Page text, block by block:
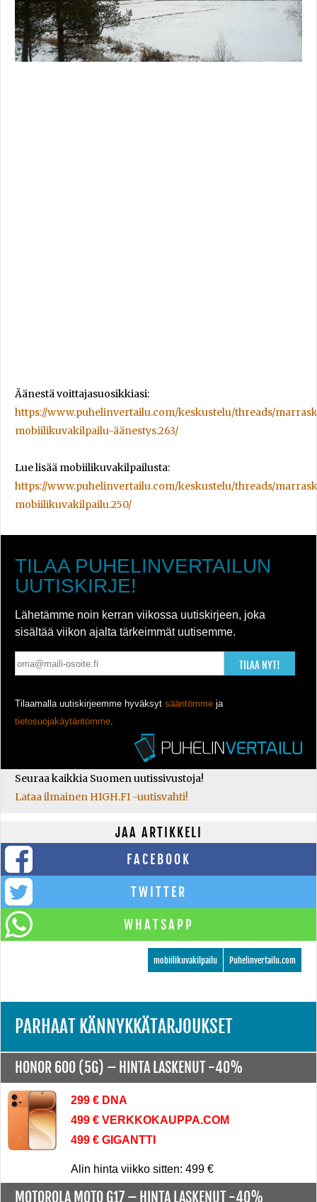
Äänestä voittajasuosikkiasi:
https://www.puhelinvertailu.com/keskustelu/threads/
mobiilikuvakilpailu-äänestys.263/
Lue lisää mobiilikuvakilpailusta:
https://www.puhelinvertailu.com/keskustelu/threads/
mobiilikuvakilpailu.250/
TILAA PUHELINVERTAILUN
UUTISKIRJE!
Lähetämme noin kerran viikossa uutiskirjeen, joka
sisältää viikon ajalta tärkeimmät uutisemme.
TILAA NYT!
Tilaamalla uutiskirjeemme hyväksyt sääntömme ja
tietosuojakäytäntömme.
Seuraa kaikkia Suomen uutissivustoja!
Lataa ilmainen HIGH.FI -uutisvahti!
JAA ARTIKKELI
FACEBOOK
TWITTER
WHATSAPP
Puhelinvertailu.com
mobiilikuvakilpailu
PARHAAT KÄNNYKKÄTARJOUKSET
HONOR 600 (5G) – HINTA LASKENUT -40%
299 € DNA
499 € VERKKOKAUPPA.COM
499 € GIGANTTI
Alin hinta viikko sitten: 499 €
MOTOROLA MOTO G17 – HINTA LASKENUT -40%